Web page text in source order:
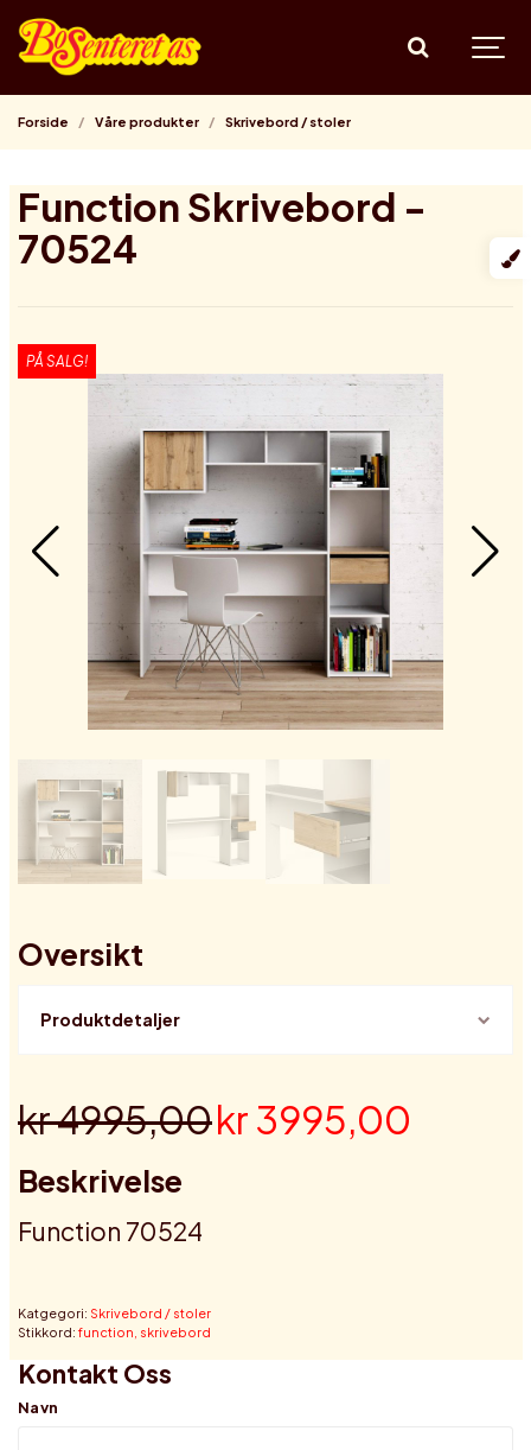
Forside Våre produkter Skrivebord / stoler
Function Skrivebord -
70524
PÅ SALG!
Oversikt
Produktdetaljer
kr 4995,00kr 3995,00
Beskrivelse
Function 70524
Katgegori: Skrivebord / stoler
Stikkord: function, skrivebord
Kontakt Oss
Navn